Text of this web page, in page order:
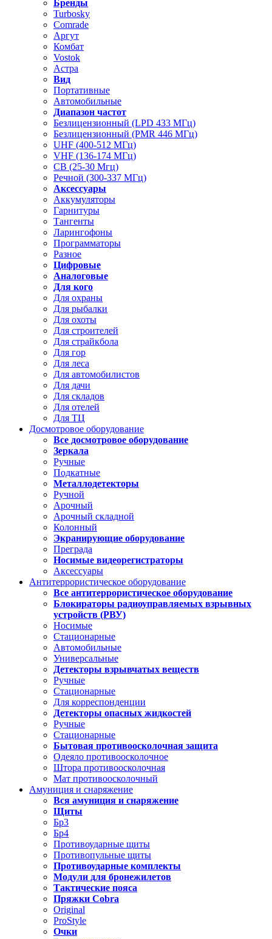
Бренды
Turbosky
Comrade
Аргут
Комбат
Vostok
Астра
Вид
Портативные
Автомобильные
Диапазон частот
Безлицензионный (LPD 433 МГц)
Безлицензионный (PMR 446 МГц)
UHF (400-512 МГц)
VHF (136-174 МГц)
CB (25-30 Мгц)
Речной (300-337 МГц)
Аксессуары
Аккумуляторы
Гарнитуры
Тангенты
Ларингофоны
Программаторы
Разное
Цифровые
Аналоговые
Для кого
Для охраны
Для рыбалки
Для охоты
Для строителей
Для страйкбола
Для гор
Для леса
Для автомобилистов
Для дачи
Для складов
Для отелей
Для ТЦ
Досмотровое оборудование
Все досмотровое оборудование
Зеркала
Ручные
Подкатные
Металлодетекторы
Ручной
Арочный
Арочный складной
Колонный
Экранирующие оборудование
Преграда
Носимые видеорегистраторы
Аксессуары
Антитеррористическое оборудование
Все антитеррористическое оборудование
Блокираторы радиоуправляемых взрывных
устройств (РВУ)
Носимые
Стационарные
Автомобильные
Универсальные
Детекторы взрывчатых веществ
Ручные
Стационарные
Для корреспонденции
Детекторы опасных жидкостей
Ручные
Стационарные
Бытовая противоосколочная защита
Одеяло противоосколочное
Штора противоосколочная
Мат противоосколочный
Амуниция и снаряжение
Вся амуниция и снаряжение
Щиты
Бр3
Бр4
Противоударные щиты
Противопульные щиты
Противоударные комплекты
Модули для бронежилетов
Тактические пояса
Пряжки Cobra
Original
ProStyle
Очки